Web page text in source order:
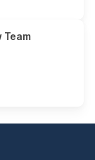
Team